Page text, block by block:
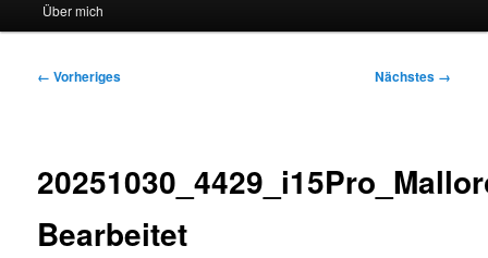
Über mich
Bilder-
← Vorheriges Nächstes →
Bearbeitet